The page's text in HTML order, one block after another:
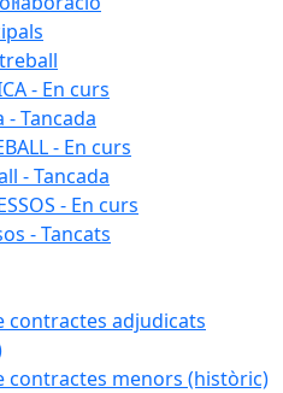
- En curs
Tancada
- En curs
- Tancada
- En curs
- Tancats
contractes adjudicats
contractes menors (històric)